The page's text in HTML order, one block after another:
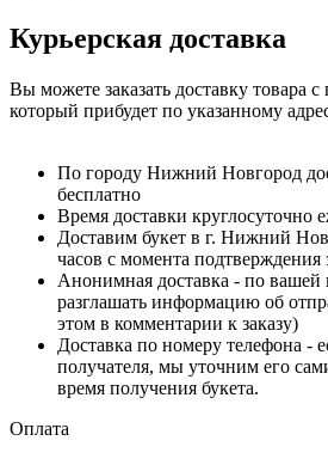
Курьерская доставка
Вы можете заказать доставку товара
который прибудет по указанному
По городу Нижний Новгород
бесплатно
Время доставки круглосуточно
Доставим букет в г. Нижний
часов с момента подтверждения
Анонимная доставка - по вашей
разглашать информацию об
этом в комментарии к заказу)
Доставка по номеру телефона -
получателя, мы уточним его
время получения букета.
Оплата